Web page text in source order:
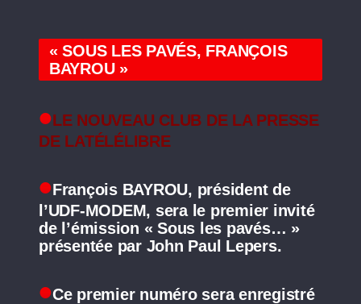
« SOUS LES PAVÉS, FRANҪOIS
BAYROU »
LE NOUVEAU CLUB DE LA PRESSE
DE LATÉLÉLIBRE
François BAYROU, président de
l’UDF-MODEM, sera le premier invité
de l’émission « Sous les pavés… »
présentée par John Paul Lepers.
Ce premier numéro sera enregistré